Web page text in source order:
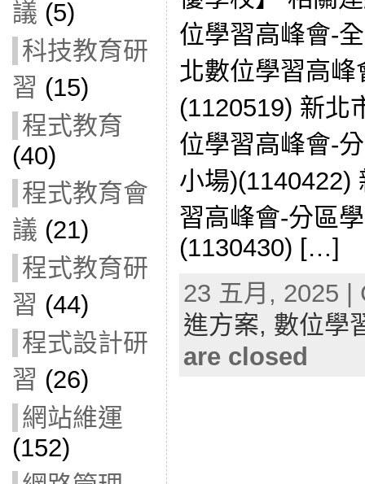
議 (5)
科技教育研
習 (15)
程式教育
(40)
程式教育會
議 (21)
程式教育研
習 (44)
程式設計研
習 (26)
網站維運
(152)
位學習高峰會-
北數位學習高
(1120519) 新北
位學習高峰會-
小場)(1140422)
習高峰會-分區
(1130430) […]
23 五月, 2025
進方案, 數位學
are closed